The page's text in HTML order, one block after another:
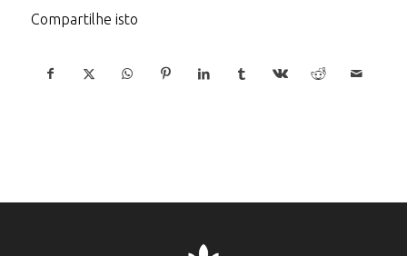
Compartilhe isto